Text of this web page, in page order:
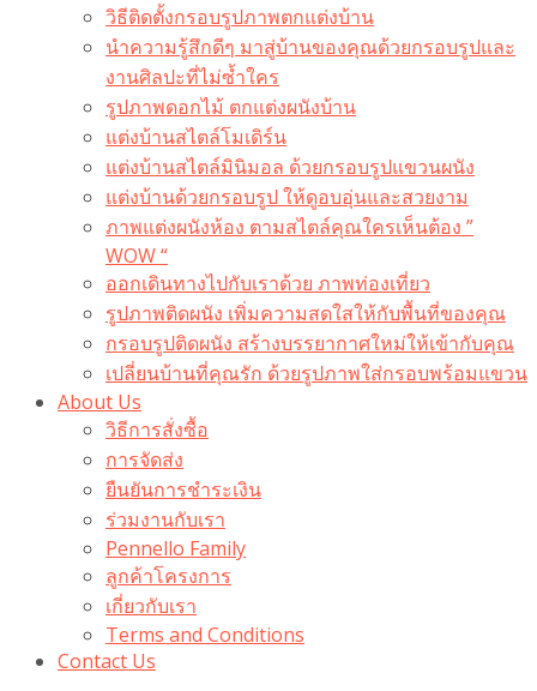
วิธีติดตั้งกรอบรูปภาพตกแต่งบ้าน
นำความรู้สึกดีๆ มาสู่บ้านของคุณด้วยกรอบรูปและ
งานศิลปะที่ไม่ซ้ำใคร
รูปภาพดอกไม้ ตกแต่งผนังบ้าน
แต่งบ้านสไตล์โมเดิร์น
แต่งบ้านสไตล์มินิมอล ด้วยกรอบรูปแขวนผนัง
แต่งบ้านด้วยกรอบรูป ให้ดูอบอุ่นและสวยงาม
ภาพแต่งผนังห้อง ตามสไตล์คุณใครเห็นต้อง ”
WOW “
ออกเดินทางไปกับเราด้วย ภาพท่องเที่ยว
รูปภาพติดผนัง เพิ่มความสดใสให้กับพื้นที่ของคุณ
กรอบรูปติดผนัง สร้างบรรยากาศใหม่ให้เข้ากับคุณ
เปลี่ยนบ้านที่คุณรัก ด้วยรูปภาพใส่กรอบพร้อมแขวน​
About Us
วิธีการสั่งซื้อ
การจัดส่ง
ยืนยันการชำระเงิน
ร่วมงานกับเรา
Pennello Family
ลูกค้าโครงการ
เกี่ยวกับเรา
Terms and Conditions
Contact Us